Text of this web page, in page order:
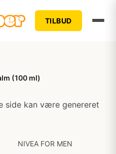
TILBUD
(100 ml)
side kan være genereret
NIVEA FOR MEN